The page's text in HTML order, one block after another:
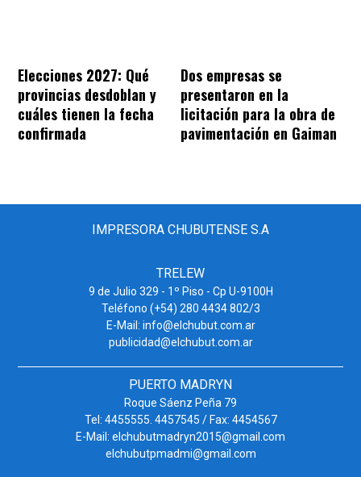
Elecciones 2027: Qué
provincias desdoblan y
cuáles tienen la fecha
confirmada
Dos empresas se
presentaron en la
licitación para la obra de
pavimentación en Gaiman
IMPRESORA CHUBUTENSE S.A
TRELEW
9 de Julio 329 - 1º Piso - Cp U-9100H
Teléfono (+54) 280 4434 802/3
E-Mail: info@elchubut.com.ar
publicidad@elchubut.com.ar
PUERTO MADRYN
Roque Sáenz Peña 79
Tel: 4455555. 4457545 / Fax: 4454567
E-Mail: elchubutmadryn2015@gmail.com
elchubutpmadmi@gmail.com